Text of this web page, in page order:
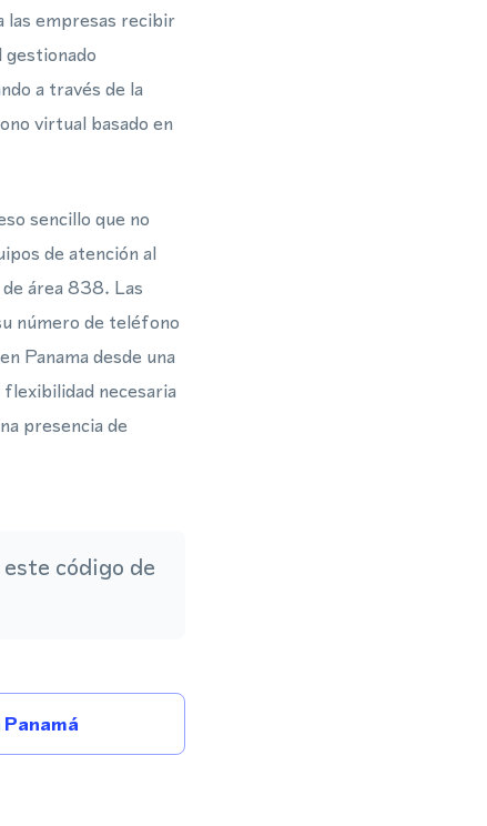
las empresas recibir
gestionado
a través de la
virtual basado en
sencillo que no
de atención al
área 838. Las
número de teléfono
Panama desde una
necesaria
presencia de
código de